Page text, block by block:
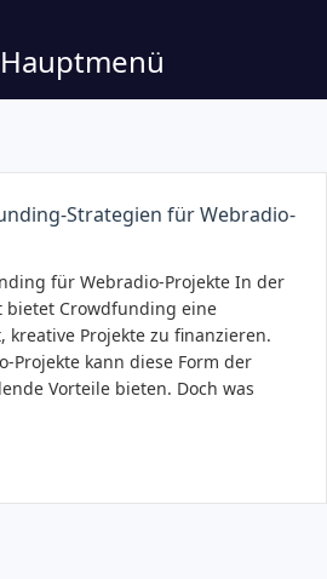
Hauptmenü
Strategien für Webradio-
für Webradio-Projekte In der
Crowdfunding eine
Projekte zu finanzieren.
Projekte kann diese Form der
Vorteile bieten. Doch was